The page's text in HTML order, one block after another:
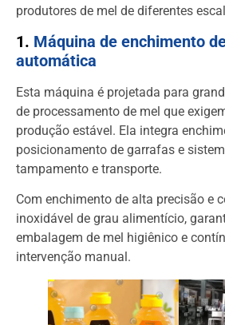
produtores de mel de diferentes
1. Máquina de enchimento
automática
Esta máquina é projetada para
de processamento de mel que
produção estável. Ela integra
posicionamento de garrafas e
tampamento e transporte.
Com enchimento de alta precisão e
inoxidável de grau alimentício,
embalagem de mel higiênico e
intervenção manual.